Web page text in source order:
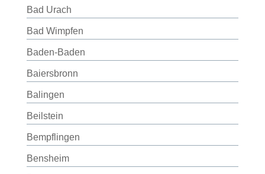
Bad Urach
Bad Wimpfen
Baden-Baden
Baiersbronn
Balingen
Beilstein
Bempflingen
Bensheim